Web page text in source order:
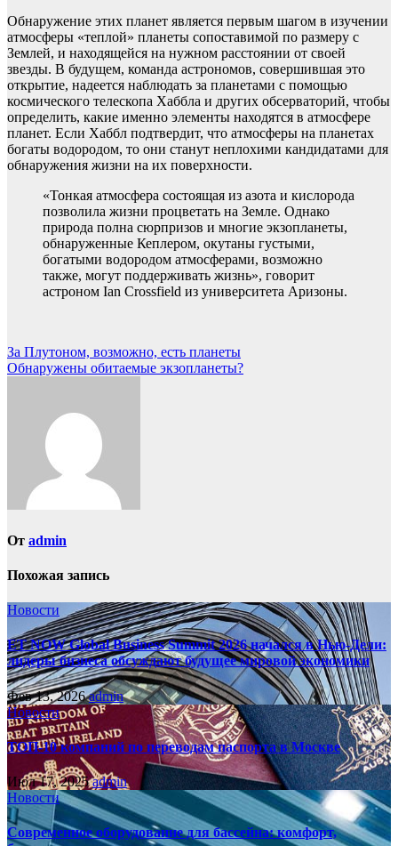
Обнаружение этих планет является первым шагом в изучении
атмосферы «теплой» планеты сопоставимой по размеру с
Землей, и находящейся на нужном расстоянии от своей
звезды. В будущем, команда астрономов, совершившая это
открытие, надеется наблюдать за планетами с помощью
космического телескопа Хаббла и других обсерваторий, чтобы
определить, какие именно элементы находятся в атмосфере
планет. Если Хаббл подтвердит, что атмосферы на планетах
богаты водородом, то они станут неплохими кандидатами для
обнаружения жизни на их поверхности.
«Тонкая атмосфера состоящая из азота и кислорода
позволила жизни процветать на Земле. Однако
природа полна сюрпризов и многие экзопланеты,
обнаруженные Кеплером, окутаны густыми,
богатыми водородом атмосферами, возможно
также, могут поддерживать жизнь», говорит
астроном Ian Crossfield из университета Аризоны.
Навигация
по
За Плутоном, возможно, есть планеты
Обнаружены обитаемые экзопланеты?
От admin
Похожая запись
Новости
ET NOW Global Business Summit 2026 начался в Нью‑Дели:
лидеры бизнеса обсуждают будущее мировой экономики
Фев 13, 2026admin
Новости
ТОП-10 компаний по переводам паспорта в Москве
Июл 17, 2025admin
Новости
Современное оборудование для бассейна: комфорт,